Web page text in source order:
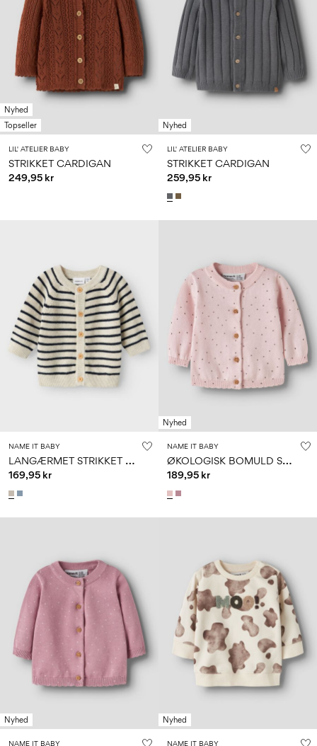
Nyhed
Topseller
LIL' ATELIER BABY
STRIKKET CARDIGAN
249,95 kr
Nyhed
LIL' ATELIER BABY
STRIKKET CARDIGAN
259,95 kr
NAME IT BABY
L
ANGÆRMET STRIKKET CARDIGAN
169,95 kr
Nyhed
NAME IT BABY
Ø
KOLOGISK BOMULD STRIKKET CARDIGAN
189,95 kr
Nyhed
NAME IT BABY
Nyhed
NAME IT BABY